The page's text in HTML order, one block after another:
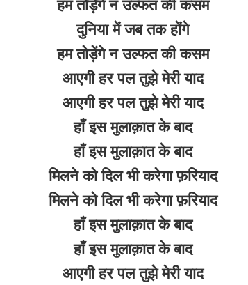
दुनिया में जब तक होंगे
हम तोड़ेंगे न उल्फत की कसम
आएगी हर पल तुझे मेरी याद
आएगी हर पल तुझे मेरी याद
हाँ इस मुलाक़ात के बाद
हाँ इस मुलाक़ात के बाद
मिलने को दिल भी करेगा फ़रियाद
मिलने को दिल भी करेगा फ़रियाद
हाँ इस मुलाक़ात के बाद
हाँ इस मुलाक़ात के बाद
आएगी हर पल तुझे मेरी याद